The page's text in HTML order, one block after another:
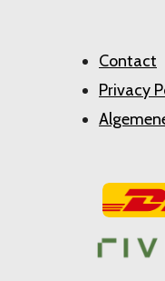
Contact
Privacy